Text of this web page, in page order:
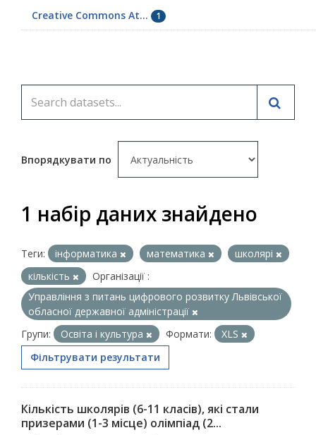
Creative Commons At... 1
Впорядкувати по
1 набір даних знайдено
Теги: інформатика математика
школярі
кількість
Організації :
Управління з питань цифрового розвитку Львівської
обласної державної адміністрації
Групи:
Освіта і культура Формати:
XLS
Фільтрувати результати
Кількість школярів (6-11 класів), які стали
призерами (1-3 місце) олімпіад (2...